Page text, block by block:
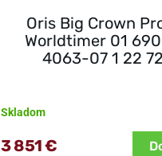
Oris Big Crown
Worldtimer 01
4063-07 1 22
Skladom
3 851 €